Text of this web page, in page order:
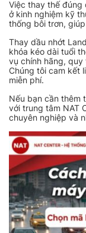
Việc thay thế đúng
ở kinh nghiệm kỹ
thống bôi trơn,
Thay dầu nhớt
khóa kéo dài tuổi
vụ chính hãng, quy
Chúng tôi cam kết
miễn phí.
Nếu bạn cần thêm
với trung tâm NAT
chuyên nghiệp và